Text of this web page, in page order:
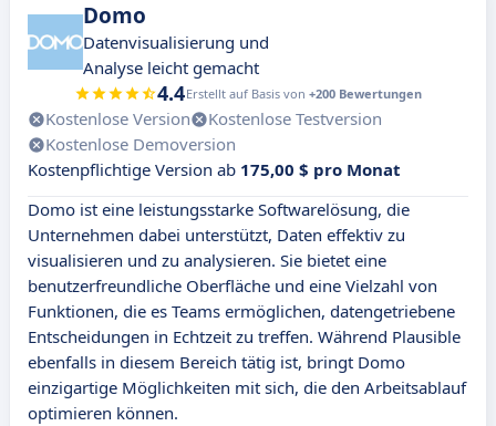
Domo
Datenvisualisierung und
Analyse leicht gemacht
4.4Erstellt auf Basis von +200 Bewertungen
Kostenlose Version
Kostenlose Testversion
Kostenlose Demoversion
Kostenpflichtige Version ab 175,00 $ pro Monat
Domo ist eine leistungsstarke Softwarelösung, die
Unternehmen dabei unterstützt, Daten effektiv zu
visualisieren und zu analysieren. Sie bietet eine
benutzerfreundliche Oberfläche und eine Vielzahl von
Funktionen, die es Teams ermöglichen, datengetriebene
Entscheidungen in Echtzeit zu treffen. Während Plausible
ebenfalls in diesem Bereich tätig ist, bringt Domo
einzigartige Möglichkeiten mit sich, die den Arbeitsablauf
optimieren können.